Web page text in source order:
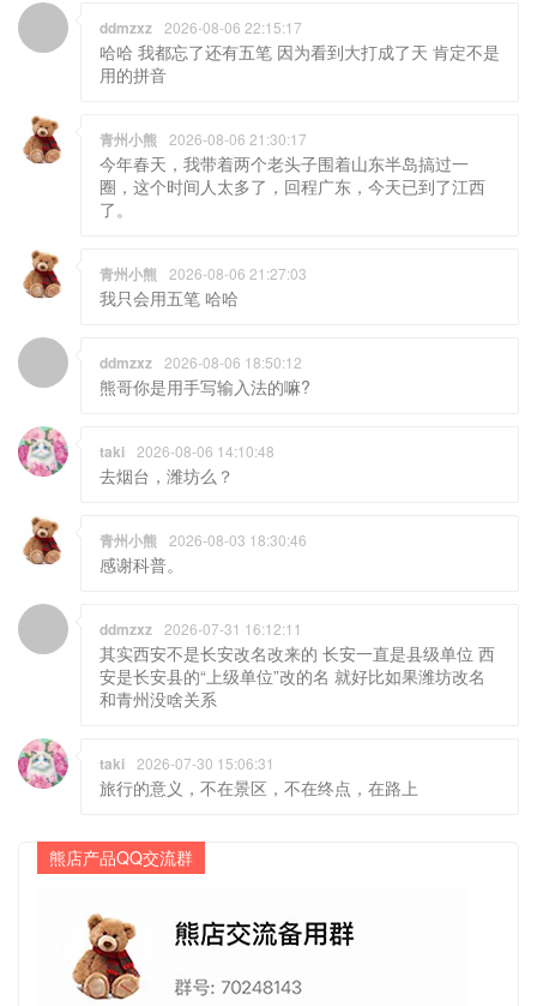
ddmzxz 2026-08-06 22:15:17
哈哈 我都忘了还有五笔 因为看到大打成了天 肯定不是
用的拼音
青州小熊 2026-08-06 21:30:17
今年春天，我带着两个老头子围着山东半岛搞过一
圈，这个时间人太多了，回程广东，今天已到了江西
了。
青州小熊 2026-08-06 21:27:03
我只会用五笔 哈哈
ddmzxz 2026-08-06 18:50:12
熊哥你是用手写输入法的嘛?
taki 2026-08-06 14:10:48
去烟台，潍坊么？
青州小熊 2026-08-03 18:30:46
感谢科普。
ddmzxz 2026-07-31 16:12:11
其实西安不是长安改名改来的 长安一直是县级单位 西
安是长安县的“上级单位”改的名 就好比如果潍坊改名
和青州没啥关系
taki 2026-07-30 15:06:31
旅行的意义，不在景区，不在终点，在路上
熊店产品QQ交流群